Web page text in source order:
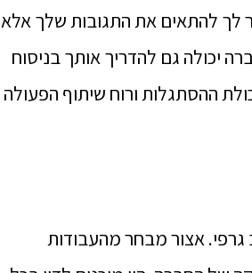
לך להתאים את התגובות שלך אלא
יכולה גם להדריך אותך בניסוח
ההסתגלות ורוח שיתוף הפעולה
גרפי. אצור מבחר מהעבודות